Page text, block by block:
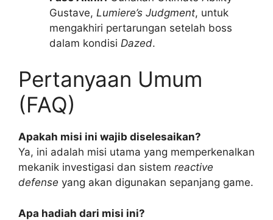
Gustave, Lumiere’s Judgment, untuk
mengakhiri pertarungan setelah boss
dalam kondisi Dazed.
Pertanyaan Umum
(FAQ)
Apakah misi ini wajib diselesaikan?
Ya, ini adalah misi utama yang memperkenalkan
mekanik investigasi dan sistem reactive
defense yang akan digunakan sepanjang game.
Apa hadiah dari misi ini?